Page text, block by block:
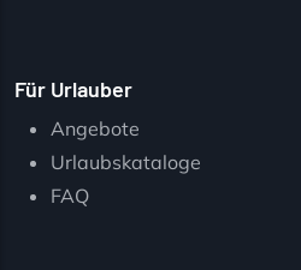
Für Urlauber
Angebote
Urlaubskataloge
FAQ